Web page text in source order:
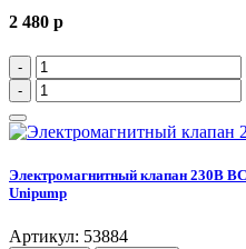
2 480 p
-
-
Электромагнитный клапан 230В
Unipump
Артикул: 53884